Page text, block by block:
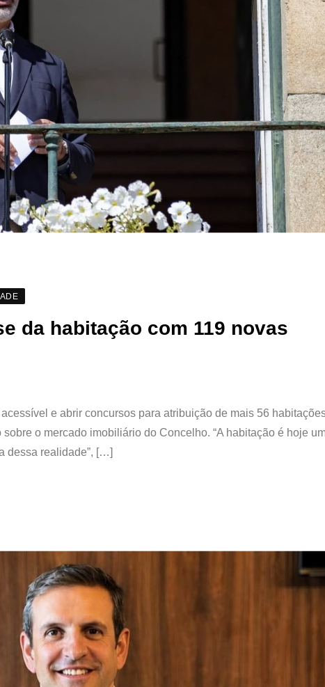
da habitação com 119 novas
e abrir concursos para atribuição de mais 56
o mercado imobiliário do Concelho. “A habitação é hoje
dessa realidade”, […]